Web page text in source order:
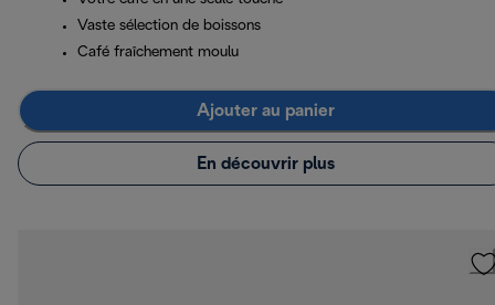
Vaste sélection de boissons
Café fraîchement moulu
Ajouter au panier
En découvrir plus